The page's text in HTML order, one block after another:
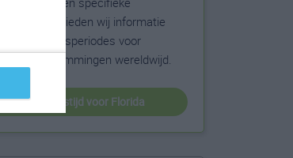
bieden wij informatie
de beste reisperiodes voor
bestemmingen wereldwijd.
beste reistijd voor Florida